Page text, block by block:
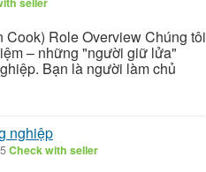
Role Overview Chúng tôi
– những "người giữ lửa"
Bạn là người làm chủ
nghiệp
Check with seller